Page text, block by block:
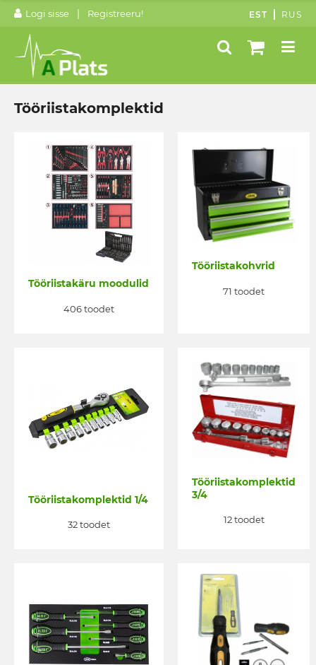
Logi sisse | Registreeru! EST RUS
Tööriistakomplektid
Tööriistakäru moodulid
406 toodet
Tööriistakohvrid
71 toodet
Tööriistakomplektid 1/4
32 toodet
Tööriistakomplektid
3/4
12 toodet